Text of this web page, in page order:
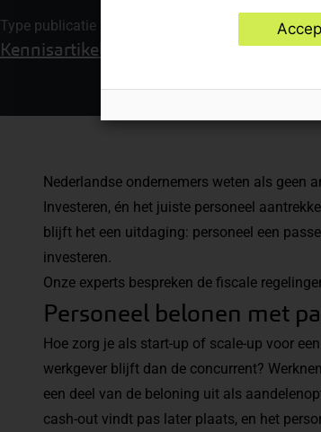
Type publicatie
Kennisartikel
Nederlandse ondernemers weten als geen
Investeren, én het juiste personeel
blijft het een uitdaging: personeel een
investeren.
Onze experts bespreken de fiscale
Personeel belonen met
Hoe zorg je als start-up of scale-up voor
werkgever blijft dan de concurrent?
een deel van de beloning uit als
cash-out vindt pas later plaats, en het